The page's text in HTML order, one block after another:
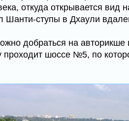
откуда открывается
Шанти-ступы в Дхаули
добраться на авторикше
проходит шоссе №5, по